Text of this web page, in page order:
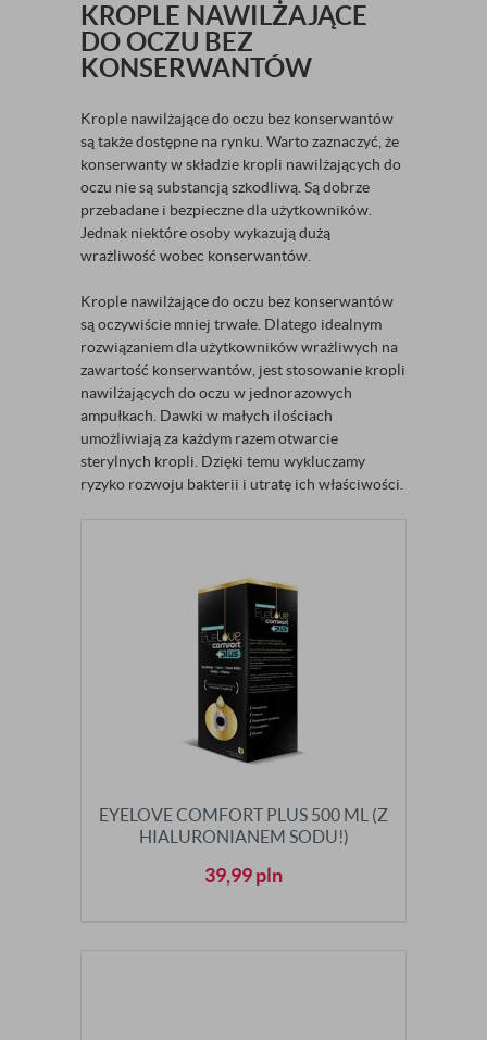
KROPLE NAWILŻAJĄCE
DO OCZU BEZ
KONSERWANTÓW
Krople nawilżające do oczu bez konserwantów
są także dostępne na rynku. Warto zaznaczyć, że
konserwanty w składzie kropli nawilżających do
oczu nie są substancją szkodliwą. Są dobrze
przebadane i bezpieczne dla użytkowników.
Jednak niektóre osoby wykazują dużą
wrażliwość wobec konserwantów.
Krople nawilżające do oczu bez konserwantów
są oczywiście mniej trwałe. Dlatego idealnym
rozwiązaniem dla użytkowników wrażliwych na
zawartość konserwantów, jest stosowanie kropli
nawilżających do oczu w jednorazowych
ampułkach. Dawki w małych ilościach
umożliwiają za każdym razem otwarcie
sterylnych kropli. Dzięki temu wykluczamy
ryzyko rozwoju bakterii i utratę ich właściwości.
EYELOVE COMFORT PLUS 500 ML (Z
HIALURONIANEM SODU!)
39,99pln